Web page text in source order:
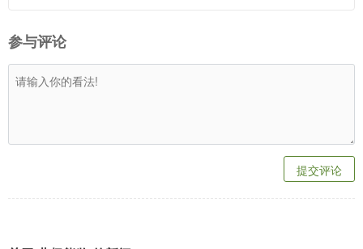
参与评论
提交评论